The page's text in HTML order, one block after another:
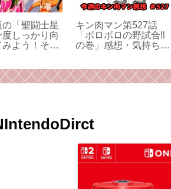
「聖闘士星
しっかり向
みよう！その
キン肉マン第527話
「ボロボロの野試合‼︎
の巻」感想・気持ちが
っちまでボロボロに。